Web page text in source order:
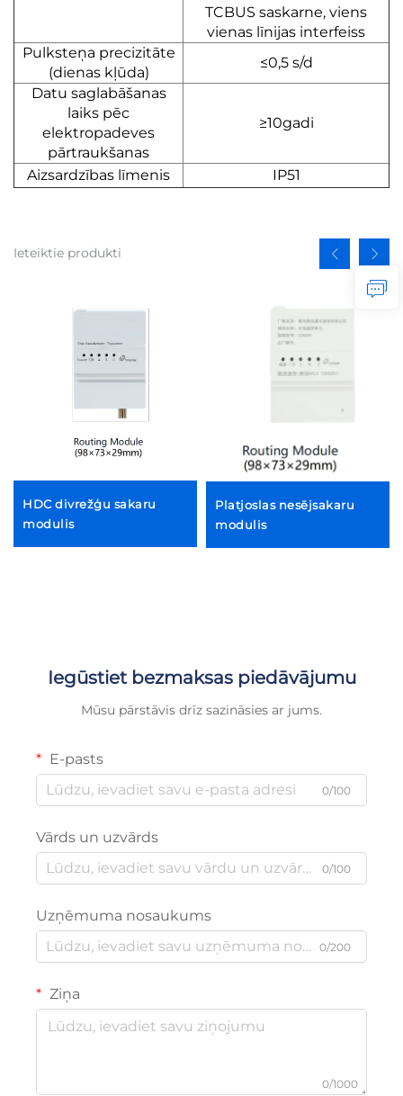
TCBUS saskarne, viens
vienas līnijas interfeiss
Pulksteņa precizitāte
(dienas kļūda)
≤0,5 s/d
Datu saglabāšanas
laiks pēc
elektropadeves
pārtraukšanas
≥10gadi
Aizsardzības līmenis IP51
Ieteiktie produkti
HDC divrežģu sakaru
modulis
Platjoslas nesējsakaru
modulis
Iegūstiet bezmaksas piedāvājumu
Mūsu pārstāvis drīz sazināsies ar jums.
E-pasts
0/100
Vārds un uzvārds
0/100
Uzņēmuma nosaukums
0/200
Ziņa
0/1000